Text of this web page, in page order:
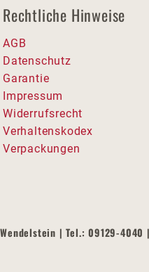
Rechtliche Hinweise
AGB
Datenschutz
Garantie
Impressum
Widerrufsrecht
Verhaltenskodex
Verpackungen
Wendelstein | Tel.: 09129-